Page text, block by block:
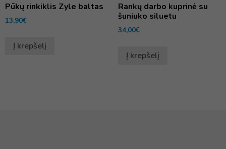
Pūkų rinkiklis Zyle baltas
13,90€
Į krepšelį
Rankų darbo kuprinė su
šuniuko siluetu
34,00€
Į krepšelį